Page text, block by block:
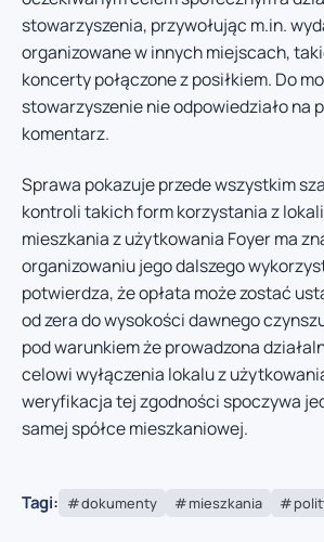
stowarzyszenia, przywołując m.in.
organizowane w innych miejscach,
koncerty połączone z posiłkiem. Do
stowarzyszenie nie odpowiedziało na
komentarz.
Sprawa pokazuje przede wszystkim
kontroli takich form korzystania z
mieszkania z użytkowania Foyer ma
organizowaniu jego dalszego
potwierdza, że opłata może zostać
od zera do wysokości dawnego
pod warunkiem że prowadzona
celowi wyłączenia lokalu z
weryfikacja tej zgodności spoczywa
samej spółce mieszkaniowej.
Tagi: dokumenty mieszkania